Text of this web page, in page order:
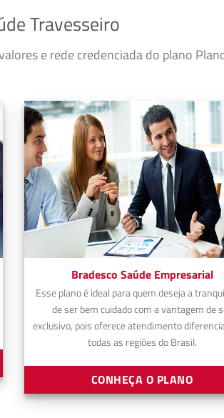
Travesseiro
e rede credenciada do plano
Bradesco Saúde Empresarial
Esse plano é ideal para quem deseja a
de ser bem cuidado com a vantagem de
exclusivo, pois oferece atendimento
todas as regiões do Brasil.
CONHEÇA O PLANO